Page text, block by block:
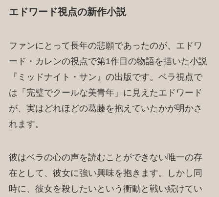
エドワード視点の新作小説
ファンにとって長年の悲願であったのが、エドワ
ード・カレンの視点で第1作目の物語を描いた小説
『ミッドナイト・サン』の出版です。ベラ視点で
は「完璧でクールな美青年」に見えたエドワード
が、実はどれほどの葛藤を抱えていたかが明かさ
れます。
彼はベラの心の声を読むことができない唯一の存
在として、彼女に強い興味を抱きます。しかし同
時に、彼女を殺したいという衝動と戦い続けてい